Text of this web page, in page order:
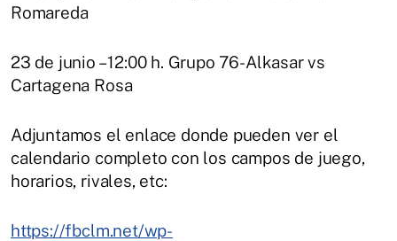
Romareda
23 de junio – 12:00 h. Grupo 76-Alkasar vs
Cartagena Rosa
Adjuntamos el enlace donde pueden ver el
calendario completo con los campos de juego,
horarios, rivales, etc:
https://fbclm.net/wp-